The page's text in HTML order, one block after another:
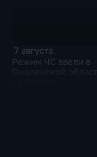
7 августа
Режим ЧС ввели в